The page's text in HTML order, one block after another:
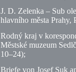
J. D. Zelenka – Sub
hlavního města Prahy,
Rodný kraj v
Městské muzeum
10–24);
Briefe von Josef Suk